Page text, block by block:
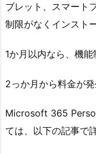
ブレット、スマート
制限がなくインスト
1か月以内なら、機
2っか月から料金が
Microsoft 365
ては、以下の記事で